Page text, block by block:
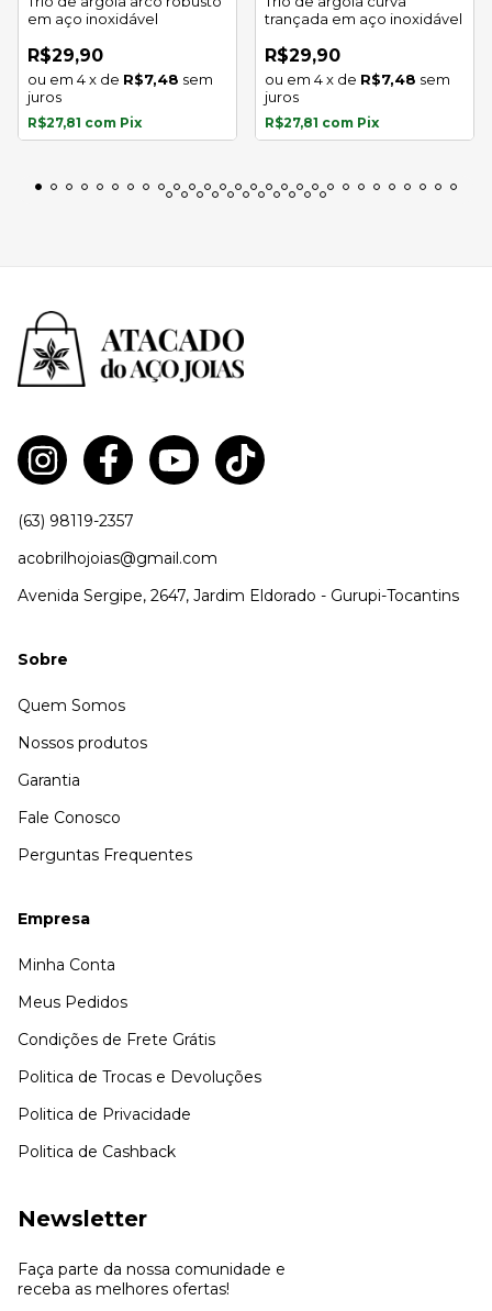
em aço inoxidável
R$29,90
4x de R$7,48 sem
juros
R$27,81 com Pix
trançada em aço inoxidável
R$29,90
4x de R$7,48 sem
juros
R$27,81 com Pix
(63) 98119-2357
acobrilhojoias@gmail.com
Avenida Sergipe, 2647, Jardim Eldorado - Gurupi-Tocantins
Sobre
Quem Somos
Nossos produtos
Garantia
Fale Conosco
Perguntas Frequentes
Empresa
Minha Conta
Meus Pedidos
Condições de Frete Grátis
Politica de Trocas e Devoluções
Politica de Privacidade
Politica de Cashback
Newsletter
Faça parte da nossa comunidade e
receba as melhores ofertas!